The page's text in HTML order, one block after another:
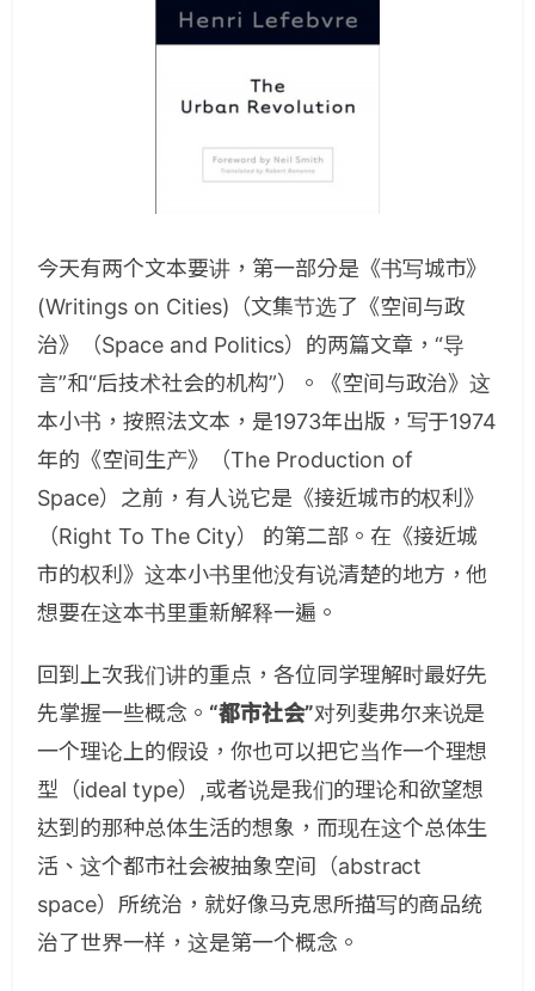
今天有两个文本要讲，第一部分是《书写城市》
(Writings on Cities)（文集节选了《空间与政
治》（Space and Politics）的两篇文章，“导
言”和“后技术社会的机构”）。《空间与政治》这
本小书，按照法文本，是1973年出版，写于1974
年的《空间生产》（The Production of
Space）之前，有人说它是《接近城市的权利》
（Right To The City） 的第二部。在《接近城
市的权利》这本小书里他没有说清楚的地方，他
想要在这本书里重新解释一遍。
回到上次我们讲的重点，各位同学理解时最好先
先掌握一些概念。 “都市社会”对列斐弗尔来说是
一个理论上的假设，你也可以把它当作一个理想
型（ideal type）,或者说是我们的理论和欲望想
达到的那种总体生活的想象，而现在这个总体生
活、这个都市社会被抽象空间（abstract
space）所统治，就好像马克思所描写的商品统
治了世界一样，这是第一个概念。